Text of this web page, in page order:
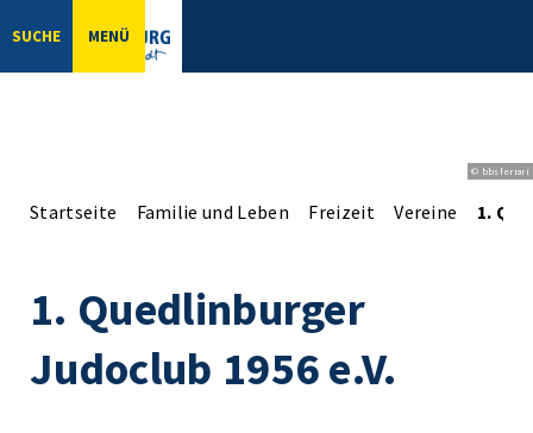
SUCHE MENÜ
© bbsferrari
Startseite Familie und Leben Freizeit Vereine 1.
1. Quedlinburger
Judoclub 1956 e.V.